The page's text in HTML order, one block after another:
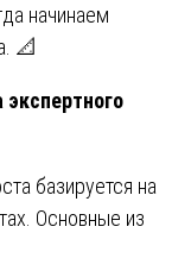
начинаем
📐
экспертного
базируется на
Основные из